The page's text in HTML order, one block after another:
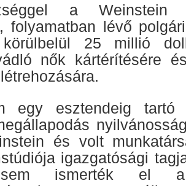
a Weinstein
folyamatban lévő
körülbelül 25 millió
nők kártérítésére
egy esztendeig tartó
és volt
igazgatósági
sem ismerték el